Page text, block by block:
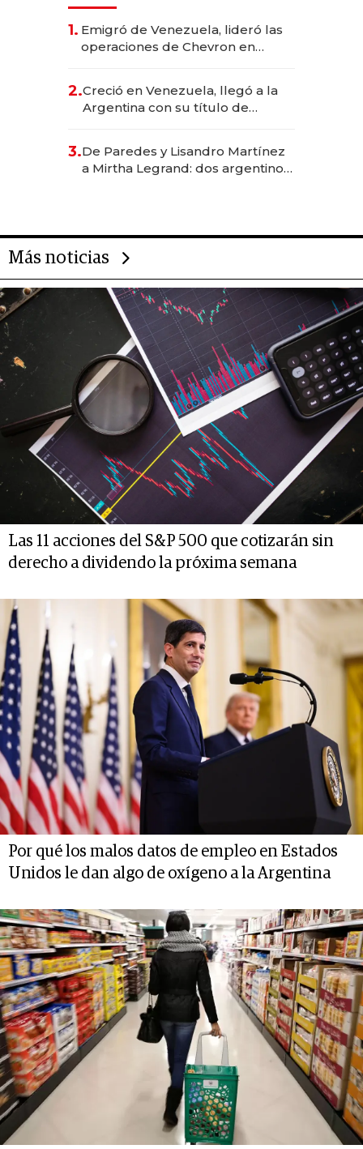
1. Emigró de Venezuela, lideró las
operaciones de Chevron en
2.Creció en Venezuela, llegó a la
Argentina con su título de
las marcas "fast premium"
3.De Paredes y Lisandro Martínez
a Mirtha Legrand: dos argentinos
Más noticias
Las 11 acciones del S&P 500 que cotizarán sin
derecho a dividendo la próxima semana
Por qué los malos datos de empleo en Estados
Unidos le dan algo de oxígeno a la Argentina